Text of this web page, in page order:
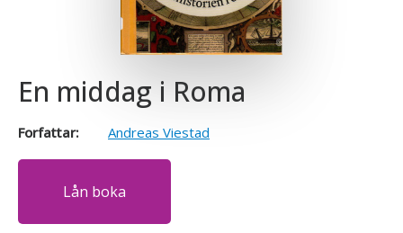
En middag i Roma
Forfattar: Andreas Viestad
Lån boka